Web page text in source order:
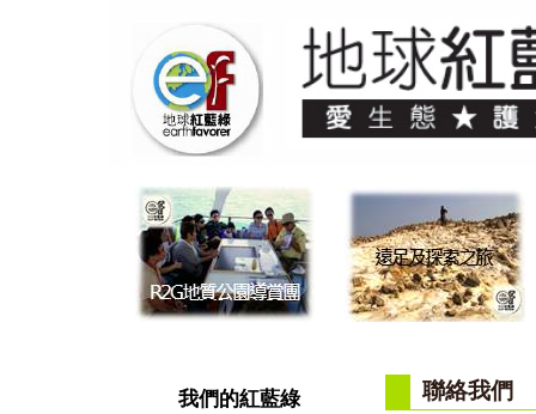
我們的紅藍綠 聯絡我們